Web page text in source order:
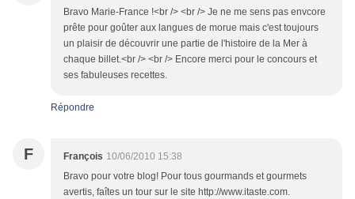
Bravo Marie-France !<br /> <br /> Je ne me sens pas envcore
prête pour goûter aux langues de morue mais c'est toujours
un plaisir de découvrir une partie de l'histoire de la Mer à
chaque billet.<br /> <br /> Encore merci pour le concours et
ses fabuleuses recettes.
Répondre
F François 10/06/2010 15:38
Bravo pour votre blog! Pour tous gourmands et gourmets
avertis, faîtes un tour sur le site http://www.itaste.com.